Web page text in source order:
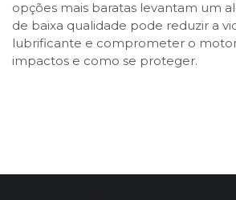
opções mais baratas levantam um
de baixa qualidade pode reduzir a
lubrificante e comprometer o
impactos e como se proteger.